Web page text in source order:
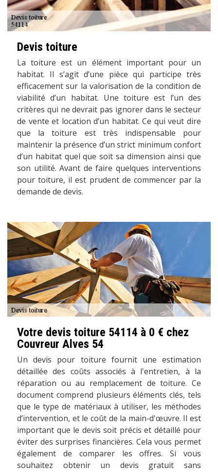
Devis toiture
La toiture est un élément important pour un
habitat. Il s’agit d’une pièce qui participe très
efficacement sur la valorisation de la condition de
viabilité d’un habitat. Une toiture est l’un des
critères qui ne devrait pas ignorer dans le secteur
de vente et location d’un habitat. Ce qui veut dire
que la toiture est très indispensable pour
maintenir la présence d’un strict minimum confort
d’un habitat quel que soit sa dimension ainsi que
son utilité. Avant de faire quelques interventions
pour toiture, il est prudent de commencer par la
demande de devis.
Votre devis toiture 54114 à 0 € chez
Couvreur Alves 54
Un devis pour toiture fournit une estimation
détaillée des coûts associés à l'entretien, à la
réparation ou au remplacement de toiture. Ce
document comprend plusieurs éléments clés, tels
que le type de matériaux à utiliser, les méthodes
d’intervention, et le coût de la main-d'œuvre. Il est
important que le devis soit précis et détaillé pour
éviter des surprises financières. Cela vous permet
également de comparer les offres. Si vous
souhaitez obtenir un devis gratuit sans